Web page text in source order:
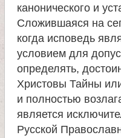
л
и
канонического и
Сложившаяся на
когда исповедь
условием для
определять,
Христовы Тайны
и полностью
является
Русской